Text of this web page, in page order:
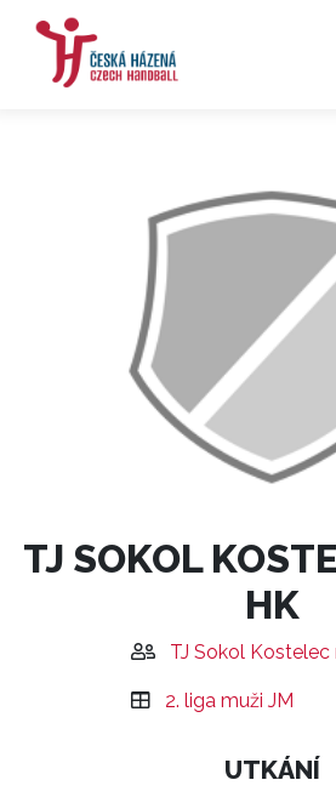
TJ SOKOL
HK
TJ Sokol Kostelec
2. liga muži JM
UTKÁNÍ